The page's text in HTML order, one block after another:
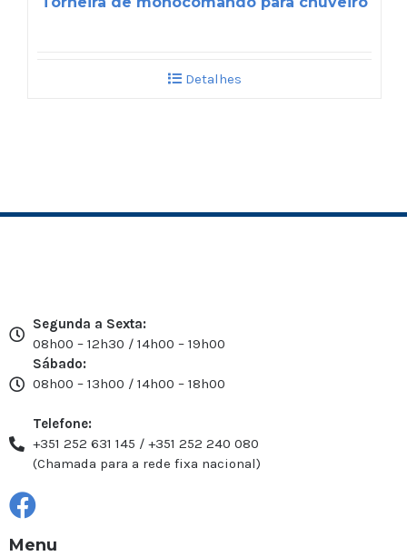
Detalhes
Segunda a Sexta:
08h00 – 12h30 / 14h00 – 19h00
Sábado:
08h00 – 13h00 / 14h00 – 18h00
Telefone:
+351 252 631 145 / +351 252 240 080
(Chamada para a rede fixa nacional)
Menu